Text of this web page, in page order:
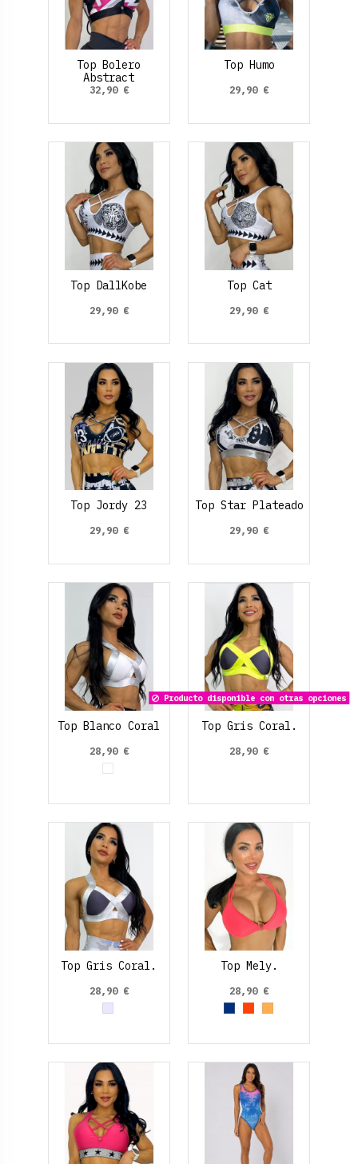
Top Bolero
Abstract
32,90 €
Top Humo
29,90 €
Top DallKobe
29,90 €
Top Cat
29,90 €
Top Jordy 23
29,90 €
Top Star Plateado
29,90 €
Top Blanco Coral
28,90 €
Blanco
Producto disponible con otras opciones
Top Gris Coral.
28,90 €
Top Gris Coral.
28,90 €
Gris
Top Mely.
28,90 €
Azul Marino
NaranjaNaranja Claro